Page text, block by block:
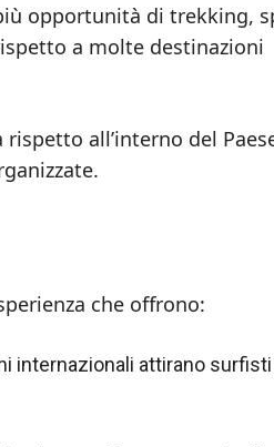
opportunità di trekking,
a molte destinazioni
all’interno del
che offrono:
internazionali attirano surfisti